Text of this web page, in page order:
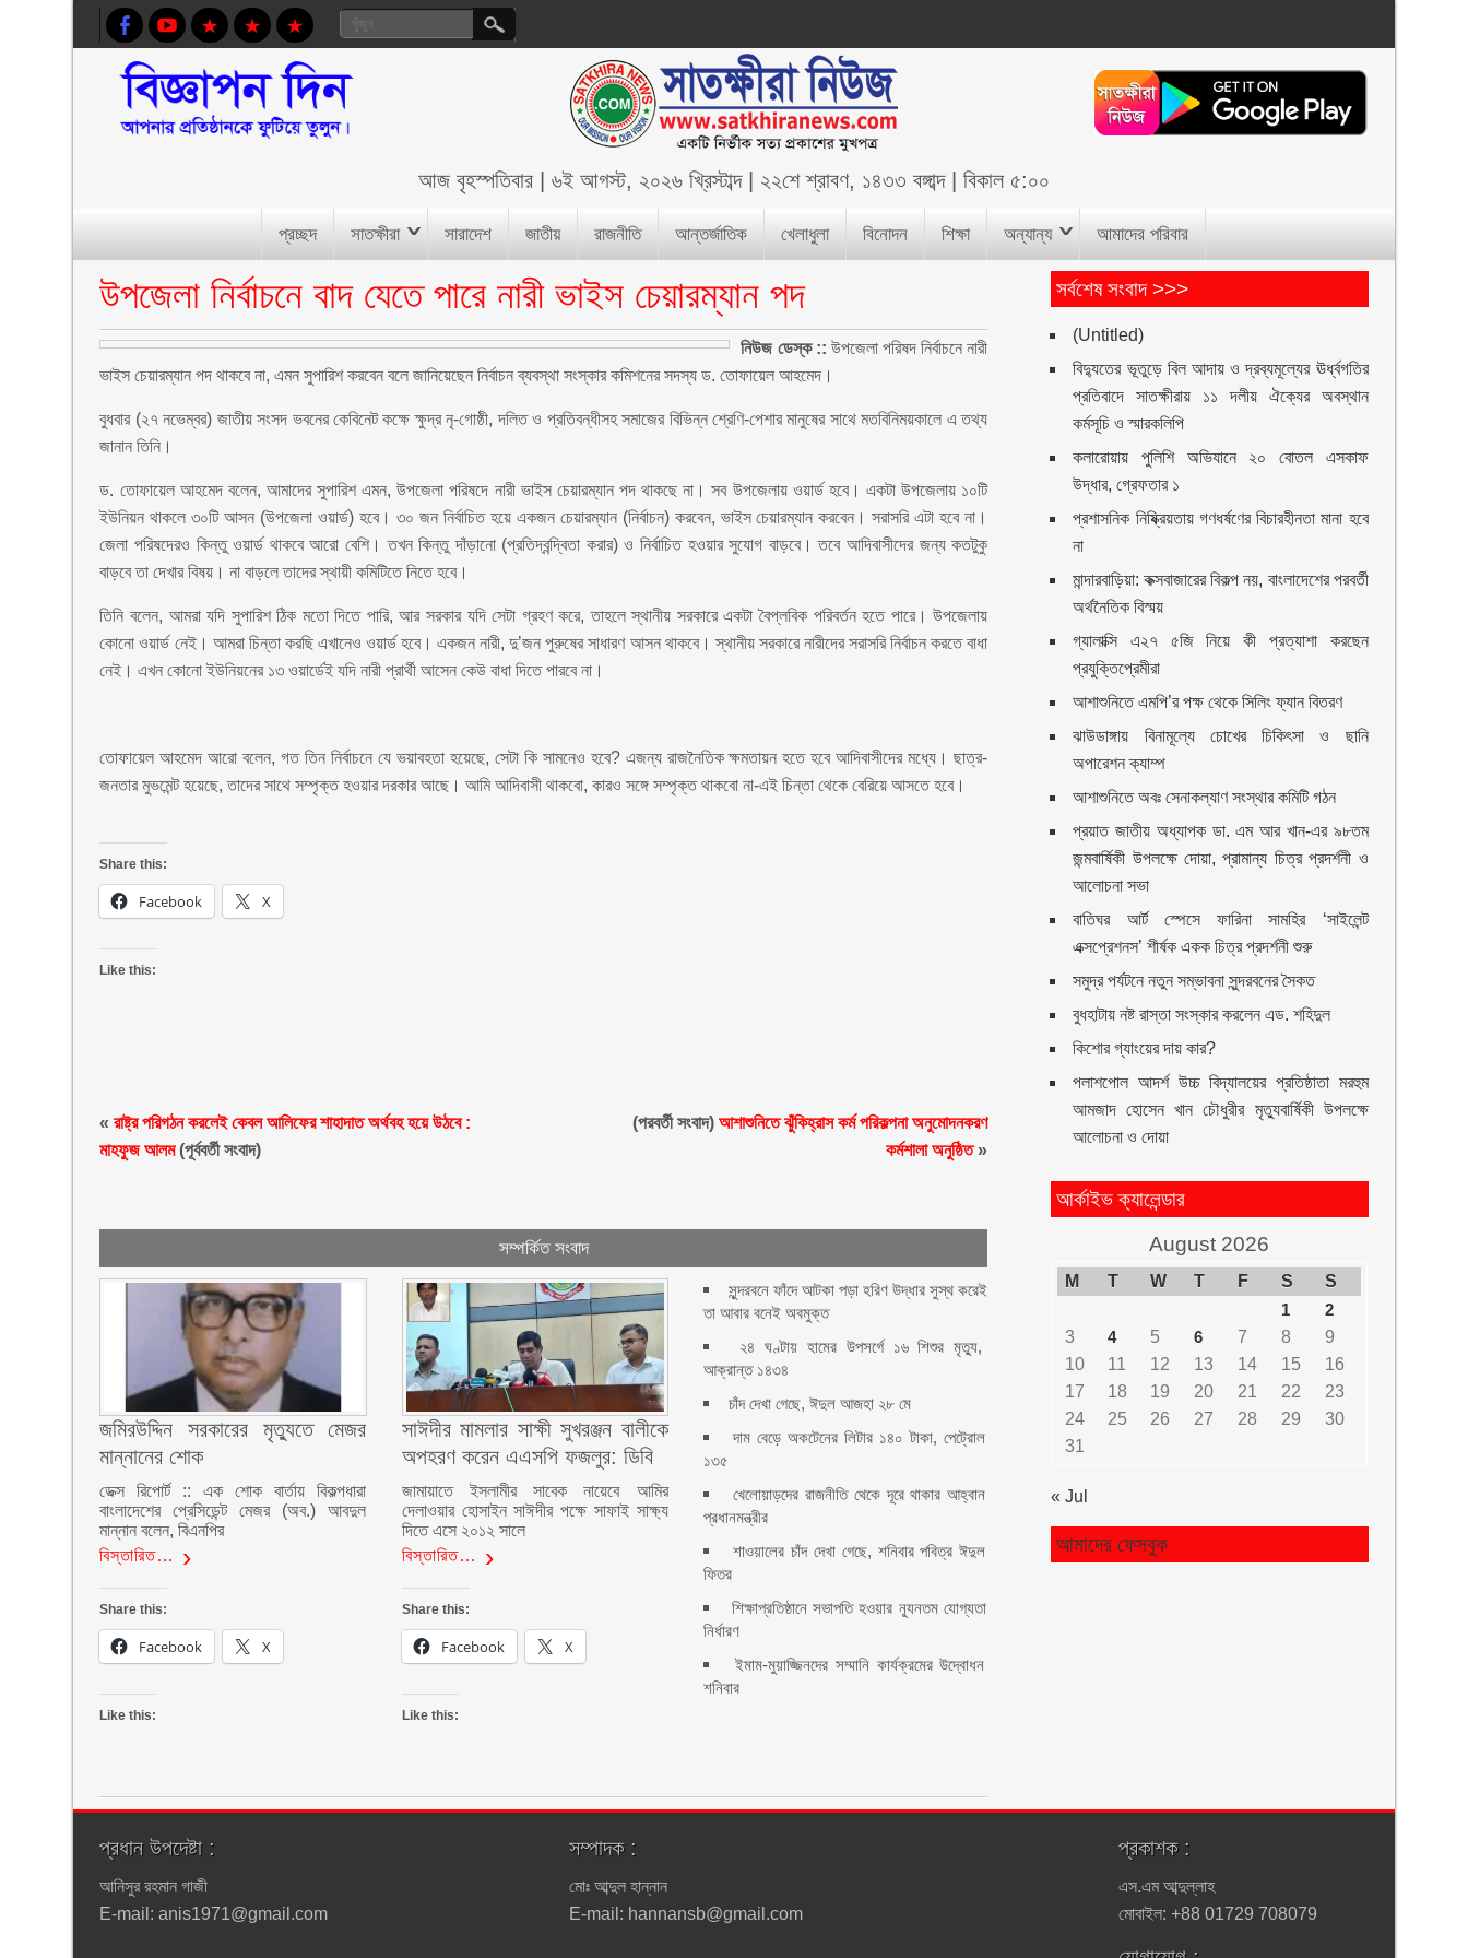
আজ বৃহস্পতিবার| ৬ই আগস্ট, ২০২৬ খ্রিস্টাব্দ| ২২শে শ্রাবণ, ১৪৩৩ বঙ্গাব্দ| বিকাল ৫:০০
প্রচ্ছদ সাতক্ষীরা সারাদেশ জাতীয় রাজনীতি আন্তর্জাতিক খেলাধুলা বিনোদন শিক্ষা অন্যান্য আমাদের পরিবার
উপজেলা নির্বাচনে বাদ যেতে পারে নারী ভাইস চেয়ারম্যান পদ
নিউজ ডেস্ক :: উপজেলা পরিষদ নির্বাচনে নারী
ভাইস চেয়ারম্যান পদ থাকবে না, এমন সুপারিশ করবেন বলে জানিয়েছেন নির্বাচন ব্যবস্থা সংস্কার কমিশনের সদস্য ড. তোফায়েল আহমেদ।
বুধবার (২৭ নভেম্বর) জাতীয় সংসদ ভবনের কেবিনেট কক্ষে ক্ষুদ্র নৃ-গোষ্ঠী, দলিত ও প্রতিবন্ধীসহ সমাজের বিভিন্ন শ্রেণি-পেশার মানুষের সাথে মতবিনিময়কালে এ তথ্য
জানান তিনি।
ড. তোফায়েল আহমেদ বলেন, আমাদের সুপারিশ এমন, উপজেলা পরিষদে নারী ভাইস চেয়ারম্যান পদ থাকছে না। সব উপজেলায় ওয়ার্ড হবে। একটা উপজেলায় ১০টি
ইউনিয়ন থাকলে ৩০টি আসন (উপজেলা ওয়ার্ড) হবে। ৩০ জন নির্বাচিত হয়ে একজন চেয়ারম্যান (নির্বাচন) করবেন, ভাইস চেয়ারম্যান করবেন। সরাসরি এটা হবে না।
জেলা পরিষদেরও কিন্তু ওয়ার্ড থাকবে আরো বেশি। তখন কিন্তু দাঁড়ানো (প্রতিদ্বন্দ্বিতা করার) ও নির্বাচিত হওয়ার সুযোগ বাড়বে। তবে আদিবাসীদের জন্য কতটুকু
বাড়বে তা দেখার বিষয়। না বাড়লে তাদের স্থায়ী কমিটিতে নিতে হবে।
তিনি বলেন, আমরা যদি সুপারিশ ঠিক মতো দিতে পারি, আর সরকার যদি সেটা গ্রহণ করে, তাহলে স্থানীয় সরকারে একটা বৈপ্লবিক পরিবর্তন হতে পারে। উপজেলায়
কোনো ওয়ার্ড নেই। আমরা চিন্তা করছি এখানেও ওয়ার্ড হবে। একজন নারী, দু’জন পুরুষের সাধারণ আসন থাকবে। স্থানীয় সরকারে নারীদের সরাসরি নির্বাচন করতে বাধা
নেই। এখন কোনো ইউনিয়নের ১৩ ওয়ার্ডেই যদি নারী প্রার্থী আসেন কেউ বাধা দিতে পারবে না।
তোফায়েল আহমেদ আরো বলেন, গত তিন নির্বাচনে যে ভয়াবহতা হয়েছে, সেটা কি সামনেও হবে? এজন্য রাজনৈতিক ক্ষমতায়ন হতে হবে আদিবাসীদের মধ্যে। ছাত্র-
জনতার মুভমেন্ট হয়েছে, তাদের সাথে সম্পৃক্ত হওয়ার দরকার আছে। আমি আদিবাসী থাকবো, কারও সঙ্গে সম্পৃক্ত থাকবো না-এই চিন্তা থেকে বেরিয়ে আসতে হবে।
Share this:
Facebook X
Like this:
«রাষ্ট্র পরিগঠন করলেই কেবল আলিফের শাহাদাত অর্থবহ হয়ে উঠবে :
মাহফুজ আলম(পূর্ববর্তী সংবাদ)
(পরবর্তী সংবাদ)আশাশুনিতে ঝুঁকিহ্রাস কর্ম পরিকল্পনা অনুমোদনকরণ
কর্মশালা অনুষ্ঠিত»
সম্পর্কিত সংবাদ
জমিরউদ্দিন সরকারের মৃত্যুতে মেজর
মান্নানের শোক
ডেক্স রিপোর্ট :: এক শোক বার্তায় বিকল্পধারা
বাংলাদেশের প্রেসিডেন্ট মেজর (অব.) আবদুল
মান্নান বলেন, বিএনপির
বিস্তারিত…
Share this:
Facebook X
Like this:
সাঈদীর মামলার সাক্ষী সুখরঞ্জন বালীকে
অপহরণ করেন এএসপি ফজলুর: ডিবি
জামায়াতে ইসলামীর সাবেক নায়েবে আমির
দেলাওয়ার হোসাইন সাঈদীর পক্ষে সাফাই সাক্ষ্য
দিতে এসে ২০১২ সালে
বিস্তারিত…
Share this:
Facebook X
Like this:
সুন্দরবনে ফাঁদে আটকা পড়া হরিণ উদ্ধার সুস্থ করেই
তা আবার বনেই অবমুক্ত
২৪ ঘণ্টায় হামের উপসর্গে ১৬ শিশুর মৃত্যু,
আক্রান্ত ১৪৩৪
চাঁদ দেখা গেছে, ঈদুল আজহা ২৮ মে
দাম বেড়ে অকটেনের লিটার ১৪০ টাকা, পেট্রোল
১৩৫
খেলোয়াড়দের রাজনীতি থেকে দূরে থাকার আহ্বান
প্রধানমন্ত্রীর
শাওয়ালের চাঁদ দেখা গেছে, শনিবার পবিত্র ঈদুল
ফিতর
শিক্ষাপ্রতিষ্ঠানে সভাপতি হওয়ার ন্যূনতম যোগ্যতা
নির্ধারণ
ইমাম-মুয়াজ্জিনদের সম্মানি কার্যক্রমের উদ্বোধন
শনিবার
সর্বশেষ সংবাদ >>>
(Untitled)
বিদ্যুতের ভূতুড়ে বিল আদায় ও দ্রব্যমূল্যের ঊর্ধ্বগতির
প্রতিবাদে সাতক্ষীরায় ১১ দলীয় ঐক্যের অবস্থান
কর্মসূচি ও স্মারকলিপি
কলারোয়ায় পুলিশি অভিযানে ২০ বোতল এসকাফ
উদ্ধার, গ্রেফতার ১
প্রশাসনিক নিষ্ক্রিয়তায় গণধর্ষণের বিচারহীনতা মানা হবে
না
মান্দারবাড়িয়া: কক্সবাজারের বিকল্প নয়, বাংলাদেশের পরবর্তী
অর্থনৈতিক বিস্ময়
গ্যালাক্সি এ২৭ ৫জি নিয়ে কী প্রত্যাশা করছেন
প্রযুক্তিপ্রেমীরা
আশাশুনিতে এমপি’র পক্ষ থেকে সিলিং ফ্যান বিতরণ
ঝাউডাঙ্গায় বিনামূল্যে চোখের চিকিৎসা ও ছানি
অপারেশন ক্যাম্প
আশাশুনিতে অবঃ সেনাকল্যাণ সংস্থার কমিটি গঠন
প্রয়াত জাতীয় অধ্যাপক ডা. এম আর খান-এর ৯৮তম
জন্মবার্ষিকী উপলক্ষে দোয়া, প্রামান্য চিত্র প্রদর্শনী ও
আলোচনা সভা
বাতিঘর আর্ট স্পেসে ফারিনা সামহির ‘সাইলেন্ট
এক্সপ্রেশনস’ শীর্ষক একক চিত্র প্রদর্শনী শুরু
সমুদ্র পর্যটনে নতুন সম্ভাবনা সুন্দরবনের সৈকত
বুধহাটায় নষ্ট রাস্তা সংস্কার করলেন এড. শহিদুল
কিশোর গ্যাংয়ের দায় কার?
পলাশপোল আদর্শ উচ্চ বিদ্যালয়ের প্রতিষ্ঠাতা মরহুম
আমজাদ হোসেন খান চৌধুরীর মৃত্যুবার্ষিকী উপলক্ষে
আলোচনা ও দোয়া
আর্কাইভ ক্যালেন্ডার
August 2026
M T W T F S
S
1
2
3
4 5 6 7 8
9
10
11 12 13 14 15
16
17
18 19 20 21 22
23
24
25 26 27 28 29
30
31
« Jul
আমাদের ফেসবুক
প্রধান উপদেষ্টা :
আনিসুর রহমান গাজী
E-mail: anis1971@gmail.com
সম্পাদক :
মোঃ আব্দুল হান্নান
E-mail: hannansb@gmail.com
প্রকাশক :
এস.এম আব্দুল্লাহ
মোবাইল: +88 01729 708079